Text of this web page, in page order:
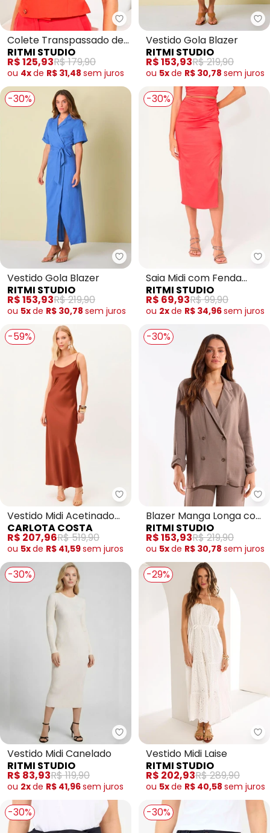
Ritmi Studio - Colete
Colete Transpassado de
Alfaiataria
RITMI STUDIO
R$ 125,93R$ 179,90
ou 4xde R$ 31,48 sem juros
Vestido Gola Blazer
RITMI STUDIO
R$ 153,93R$ 219,90
ou 5xde R$ 30,78 sem juros
-30%
Ritmi Studio - Vestido Gola
Vestido Gola Blazer
RITMI STUDIO
R$ 153,93R$ 219,90
ou 5xde R$ 30,78 sem juros
-30%
Saia Midi com Fenda
Frente
RITMI STUDIO
R$ 69,93R$ 99,90
ou 2xde R$ 34,96sem juros
-59%
Carlota Costa - Vestido Midi
Vestido Midi Acetinado
Vermelho
CARLOTA COSTA
R$ 207,96R$ 519,90
ou 5xde R$ 41,59sem juros
-30%
Blazer Manga Longa com
Transpasse
RITMI STUDIO
R$ 153,93R$ 219,90
ou 5xde R$ 30,78 sem juros
-30%
Ritmi Studio - Vestido Midi
Vestido Midi Canelado
RITMI STUDIO
R$ 83,93R$ 119,90
ou 2xde R$ 41,96sem juros
-29%
Vestido Midi Laise
RITMI STUDIO
R$ 202,93R$ 289,90
ou 5xde R$ 40,58 sem juros
-30% -30%